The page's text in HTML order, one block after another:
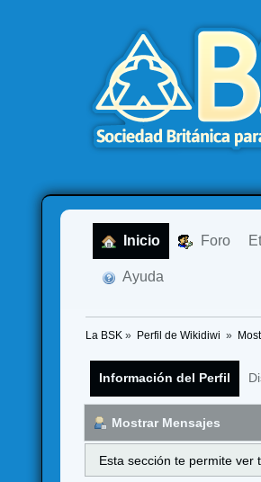
Inicio Foro
Ayuda
La BSK » Perfil de Wikidiwi »
Información del Perfil
Mostrar Mensajes
Esta sección te permite ver